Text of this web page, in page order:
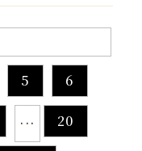
5 6
... 20